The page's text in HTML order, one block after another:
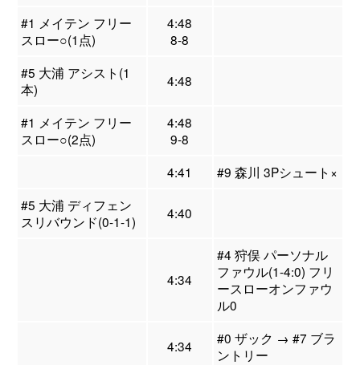
#1 メイテン フリー
スロー○(1点)
4:48
8-8
#5 大浦 アシスト(1
本)
4:48
#1 メイテン フリー
スロー○(2点)
4:48
9-8
4:41
#9 森川 3Pシュート×
#5 大浦 ディフェン
スリバウンド(0-1-1)
4:40
4:34
#4 狩俣 パーソナル
ファウル(1-4:0) フリ
ースローオンファウ
ル0
4:34
#0 ザック → #7 ブラ
ントリー